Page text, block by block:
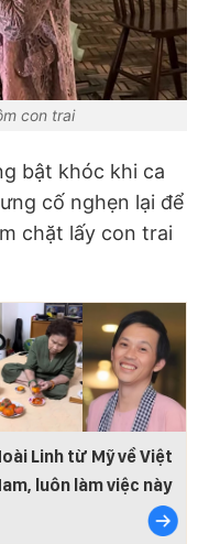
con trai
bật khóc khi ca
cố nghẹn lại để
chặt lấy con trai
Linh từ Mỹ về Việt
luôn làm việc này